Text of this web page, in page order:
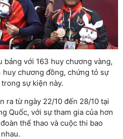
bảng với 163 huy chương vàng,
huy chương đồng, chứng tỏ sự
sự kiện này.
ra từ ngày 22/10 đến 28/10 tại
Quốc, với sự tham gia của hơn
thể thao và cuộc thi bao